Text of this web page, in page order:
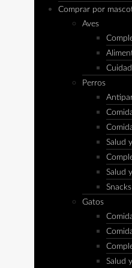
Comprar por
Aves
Perros
Salud
Salud
Gatos
Salud